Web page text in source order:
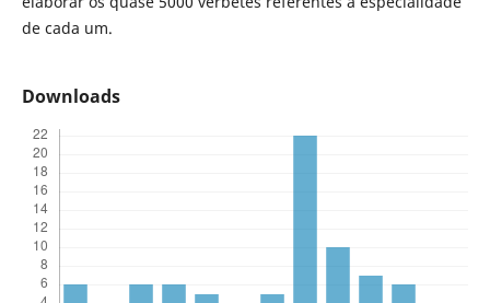
de cada um.
Downloads